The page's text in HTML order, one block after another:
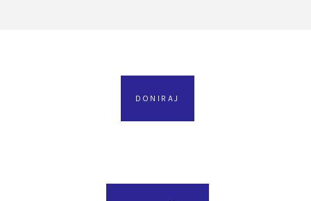
DONIRAJ